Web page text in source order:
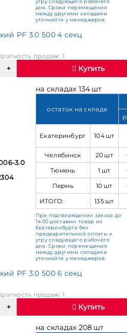
утру следующего рабочего
дня. Сроки перемещения
между другими складами
уточняйте у менеджеров.
PF 3.0 500 4 секц
продаж: 1
Купить
3.0
на складах 134 шт
остаток на складе
Екатеринбург 104 шт
Челябинск 20 шт
Тюмень
1 шт
Пермь
10 шт
ИТОГО:
135 шт
При подтверждении заказа до
14:00 доставим товар из
Екатеринбурга без
предварительной оплаты к
утру следующего рабочего
дня. Сроки перемещения
между другими складами
уточняйте у менеджеров.
PF 3.0 500 6 секц
продаж: 1
Купить
на складах 208 шт